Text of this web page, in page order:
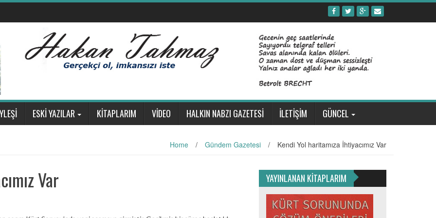
ESKİ YAZILAR KİTAPLARIM VİDEO HALKIN NABZI GAZETESİ İLETİŞİM GÜNCEL
Home / Gündem Gazetesi / Kendi Yol haritamıza İhtiyacımız Var
Var YAYINLANAN KİTAPLARIM